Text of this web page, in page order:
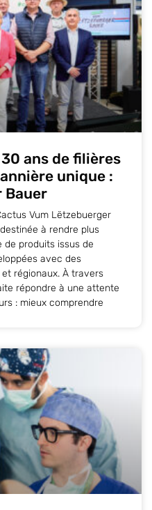
ans de filières
unique :
Bauer
Vum Lëtzebuerger
à rendre plus
de produits issus de
avec des
régionaux. À travers
répondre à une attente
: mieux comprendre